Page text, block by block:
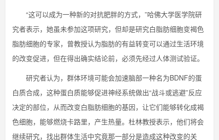
“这可以成为一种新的对抗肥胖的方式，”哈佛大学医学院研
究者表示，她虽未参加这项研究，但却是研究白脂肪细胞变褐色
脂肪细胞的专家，曾教授认为脂肪的有益转变可以通过生活环境
的改变促进，但在得出确实结论前，必须先经过人体测试验证。
研究者认为，群体环境可能会加速脑部一种名为BDNF的蛋
白质合成，这种蛋白质能够促进神经系统做出“战斗或逃避”反应
决定的部位，从而改变白脂肪细胞的基因，让它们能够转化成褐
色细胞，能够燃烧卡路里，产生热量。杜林教授表示，他们将会
继续研究，找出群体生活中究竟那一部分是造成这种改变的关